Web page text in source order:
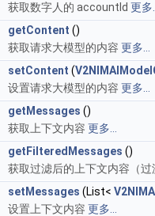
获取数字人的 accountId 更多
getContent ()
获取请求大模型的内容 更多...
setContent (
设置请求大模型的内容 更多...
getMessages ()
获取上下文内容 更多...
getFilteredMessages ()
获取过滤后的上下文内容（
setMessages (List<
设置上下文内容 更多...